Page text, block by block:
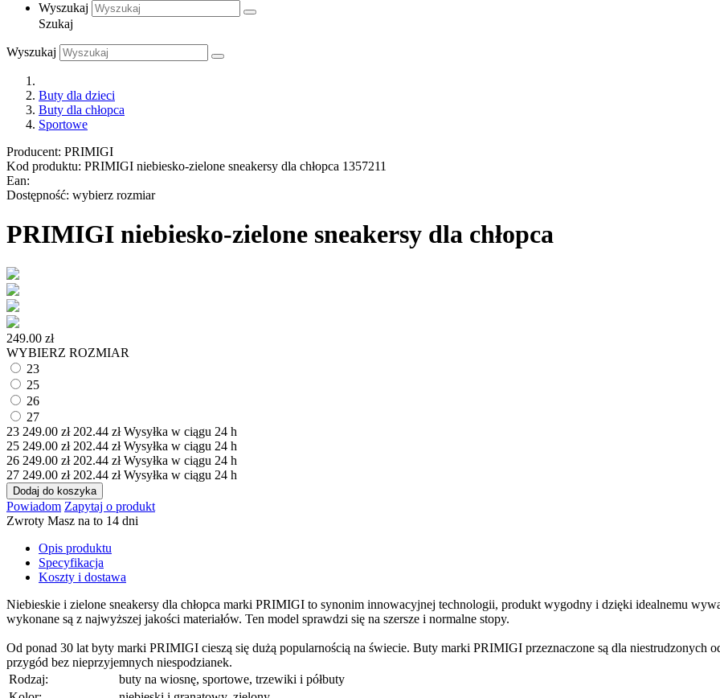
Wyszukaj
Szukaj
Wyszukaj
Buty dla dzieci
Buty dla chłopca
Sportowe
Producent: PRIMIGI
Kod produktu: PRIMIGI niebiesko-zielone sneakersy dla chłopca 1357211
Ean:
Dostępność: wybierz rozmiar
PRIMIGI niebiesko-zielone sneakersy dla chłopca
249.00 zł
WYBIERZ ROZMIAR
23
25
26
27
23 249.00 zł 202.44 zł Wysyłka w ciągu 24 h
25 249.00 zł 202.44 zł Wysyłka w ciągu 24 h
26 249.00 zł 202.44 zł Wysyłka w ciągu 24 h
27 249.00 zł 202.44 zł Wysyłka w ciągu 24 h
Dodaj do koszyka
Powiadom Zapytaj o produkt
Zwroty Masz na to 14 dni
Opis produktu
Specyfikacja
Koszty i dostawa
Niebieskie i zielone sneakersy dla chłopca marki PRIMIGI to synonim innowacyjnej technologii, produkt wygodny i dzięki idealnemu
wykonane są z najwyższej jakości materiałów. Ten model sprawdzi się na szersze i normalne stopy.
Od ponad 30 lat byty marki PRIMIGI cieszą się dużą popularnością na świecie. Buty marki PRIMIGI przez­nac­zone są dla niestrud­zonych
przygód bez nieprzy­jem­nych niespodzianek.
Rodzaj:
buty na wiosnę, sportowe, trzewiki i półbuty